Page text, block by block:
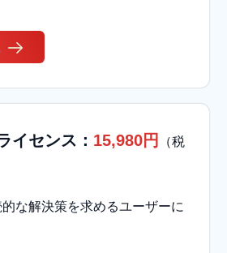
イセンス： 15,980円
（税
な解決策を求めるユーザーに